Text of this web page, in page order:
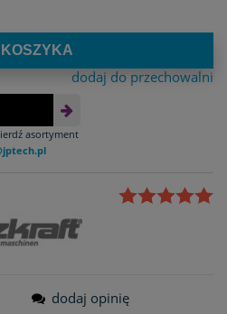
KOSZYKA
dodaj do przechowalni
asortyment
dodaj opinię